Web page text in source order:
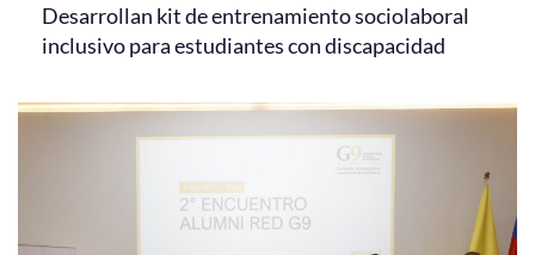
Desarrollan kit de entrenamiento sociolaboral
inclusivo para estudiantes con discapacidad